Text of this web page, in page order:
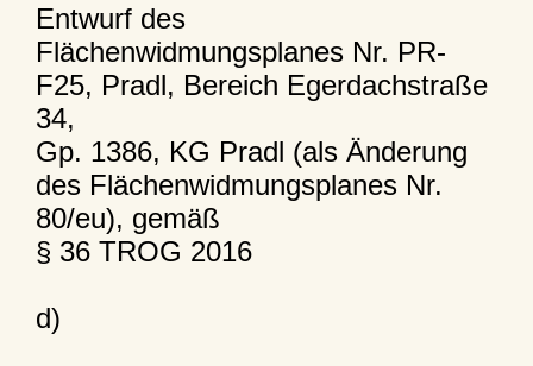
Entwurf des
Flächenwidmungsplanes Nr. PR-
F25, Pradl, Bereich Egerdachstraße
34,
Gp. 1386, KG Pradl (als Änderung
des Flächenwidmungsplanes Nr.
80/eu), gemäß
§ 36 TROG 2016
d)